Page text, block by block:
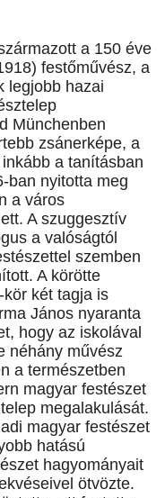
a 150 éve
festőművész, a
legjobb hazai
Münchenben
zsánerképe, a
a tanításban
ban nyitotta meg
a város
A szuggesztív
a valóságtól
szemben
A körötte
két tagja is
János nyaranta
hogy az iskolával
néhány művész
a természetben
magyar festészet
megalakulását.
magyar festészet
hatású
hagyományait
ötvözte.